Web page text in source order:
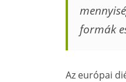
formák
Az európai